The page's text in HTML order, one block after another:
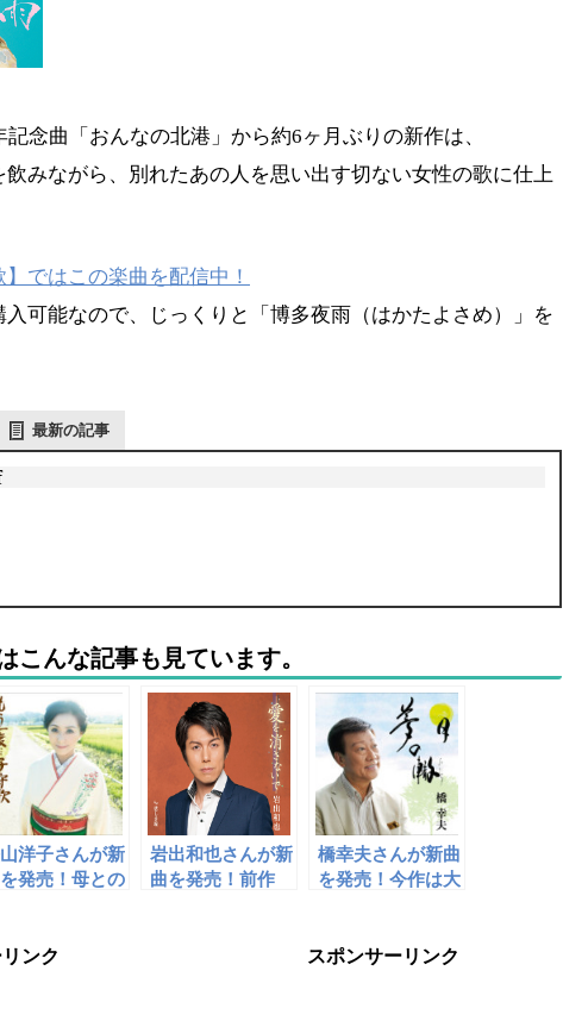
念曲「おんなの北港」から約6ヶ月ぶりの新作は、
みながら、別れたあの人を思い出す切ない女性の歌に仕上
】ではこの楽曲を配信中！
可能なので、じっくりと「博多夜雨（はかたよさめ）」を
最新の記事
こんな記事も見ています。
洋子さんが新
発売！母との
岩出和也さんが新
曲を発売！前作
橋幸夫さんが新曲
を発売！今作は大
り生まれまし
ンク スポンサーリンク